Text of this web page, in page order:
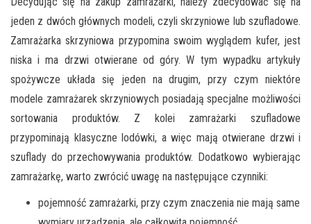
jeden z dwóch głównych modeli, czyli skrzyniowe lub szufladowe.
Zamrażarka skrzyniowa przypomina swoim wyglądem kufer, jest
niska i ma drzwi otwierane od góry. W tym wypadku artykuły
spożywcze układa się jeden na drugim, przy czym niektóre
modele zamrażarek skrzyniowych posiadają specjalne możliwości
sortowania produktów. Z kolei zamrażarki szufladowe
przypominają klasyczne lodówki, a więc mają otwierane drzwi i
szuflady do przechowywania produktów. Dodatkowo wybierając
zamrażarkę, warto zwrócić uwagę na następujące czynniki:
pojemność zamrażarki, przy czym znaczenia nie mają same